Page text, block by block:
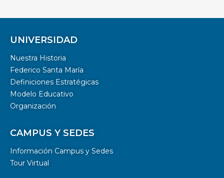
UNIVERSIDAD
Nuestra Historia
Federico Santa María
Definiciones Estratégicas
Modelo Educativo
Organización
CAMPUS Y SEDES
Información Campus y Sedes
Tour Virtual